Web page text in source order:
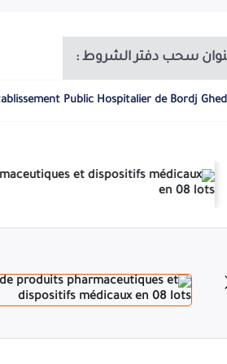
des produits pharmaceutiques et
et dispositifs médicaux pour
سحب دفتر الشروط :
Public Hospitalier de Bordj